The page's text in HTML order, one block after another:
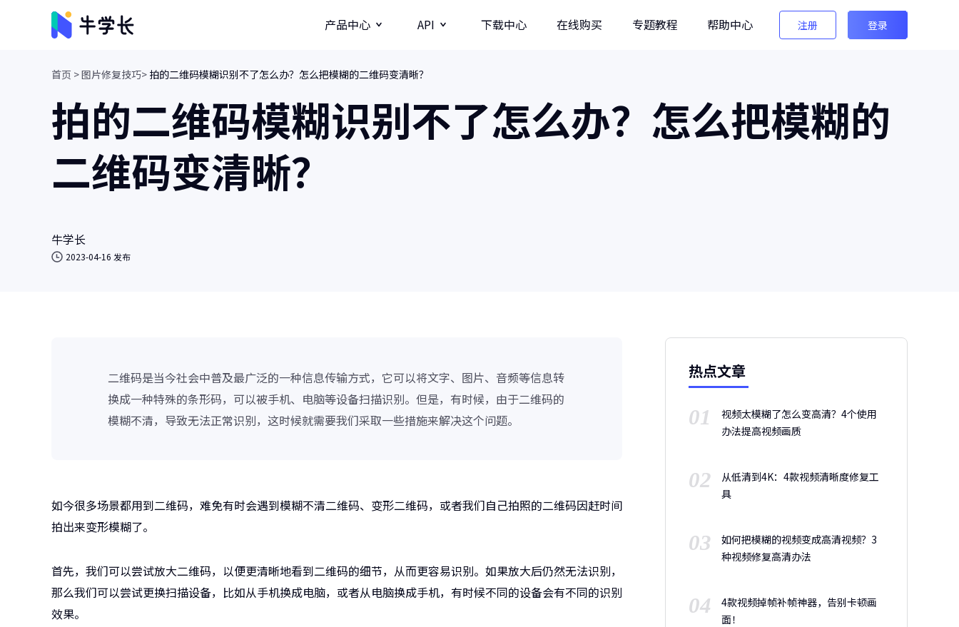
产品中心
视频创意
牛小影
画质增强/视频修复/AI视频抠像
牛学长转码大师
视频、音频格式转换/人声分离
牛学长录屏工具
多种录制方式/直播录制/课程模板
图法法AI图像检测
AI生图检测/AI换脸检测
API
牛学长图片增强API
下载中心 在线购买 专题教程 帮助中心 注册 登录
首页 >图片修复技巧> 拍的二维码模糊识别不了怎么办？怎么把模糊的二维码变清晰？
拍的二维码模糊识别不了怎么办？怎么把模糊的
二维码变清晰？
牛学长
2023-04-16 发布
二维码是当今社会中普及最广泛的一种信息传输方式，它可以将文字、图片、音频等信息转
换成一种特殊的条形码，可以被手机、电脑等设备扫描识别。但是，有时候，由于二维码的
模糊不清，导致无法正常识别，这时候就需要我们采取一些措施来解决这个问题。
如今很多场景都用到二维码，难免有时会遇到模糊不清二维码、变形二维码，或者我们自己拍照的二维码因赶时间
拍出来变形模糊了。
首先，我们可以尝试放大二维码，以便更清晰地看到二维码的细节，从而更容易识别。如果放大后仍然无法识别，
那么我们可以尝试更换扫描设备，比如从手机换成电脑，或者从电脑换成手机，有时候不同的设备会有不同的识别
效果。
热点文章
01
视频太模糊了怎么变高清？4个使用
办法提高视频画质
02
从低清到4K：4款视频清晰度修复工
具
03
如何把模糊的视频变成高清视频？3
种视频修复高清办法
04
4款视频掉帧补帧神器，告别卡顿画
面！